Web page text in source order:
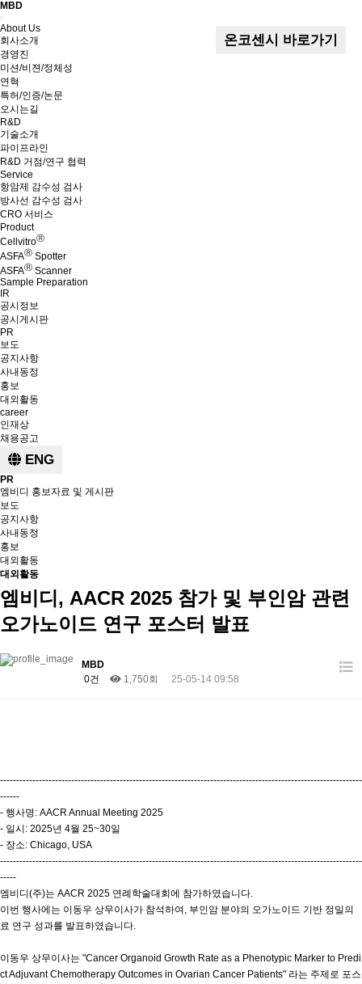
MBD
Menu
About Us
회사소개
경영진
미션/비젼/정체성
연혁
특허/인증/논문
오시는길
R&D
기술소개
파이프라인
R&D 거점/연구 협력
Service
항암제 감수성 검사
방사선 감수성 검사
CRO 서비스
Product
CellvitroⓇ
ASFAⓇ Spotter
ASFAⓇ Scanner
Sample Preparation
IR
공시정보
공시게시판
PR
보도
공지사항
사내동정
홍보
대외활동
career
인재상
채용공고
ENG
온코센시 바로가기
PR
엠비디 홍보자료 및 게시판
보도
공지사항
사내동정
홍보
대외활동
대외활동
엠비디, AACR 2025 참가 및 부인암 관련
오가노이드 연구 포스터 발표
MBD
0건
1,750회 25-05-14 09:58
----------------------------------------------------------------------------------------------------------------
------
- 행사명: AACR Annual Meeting 2025
- 일시: 2025년 4월 25~30일
- 장소: Chicago, USA
----------------------------------------------------------------------------------------------------------------
-----
엠비디(주)는 AACR 2025 연례학술대회에 참가하였습니다.
이번 행사에는 이동우 상무이사가 참석하여, 부인암 분야의 오가노이드 기반 정밀의
료 연구 성과를 발표하였습니다.
이동우 상무이사는 "Cancer Organoid Growth Rate as a Phenotypic Marker to Predi
ct Adjuvant Chemotherapy Outcomes in Ovarian Cancer Patients" 라는 주제로 포스